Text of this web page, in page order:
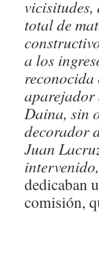
vicisitudes,
total de
a los
reconocida
aparejador
Daina, sin
decorador
Juan
dedicaban
comisión,